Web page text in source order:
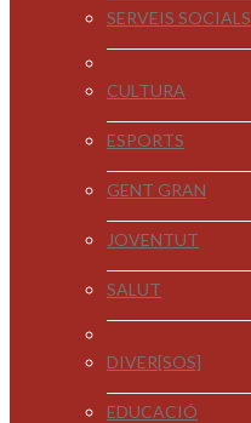
SERVEIS SOCIALS
CULTURA
ESPORTS
GENT GRAN
JOVENTUT
SALUT
DIVER[SOS]
EDUCACIÓ